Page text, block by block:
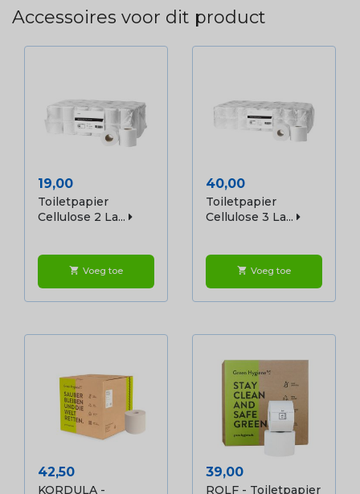
Accessoires voor dit product
Prijs
19,00
Toiletpapier
Cellulose 2 La...
shopping_cart Voeg toe
Prijs
40,00
Toiletpapier
Cellulose 3 La...
shopping_cart Voeg toe
Prijs
42,50
KORDULA -
Prijs
39,00
ROLF - Toiletpapier